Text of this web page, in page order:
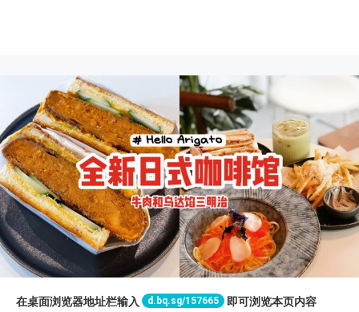
在桌面浏览器地址栏输入 d.bq.sg/157665 即可浏览本页内容